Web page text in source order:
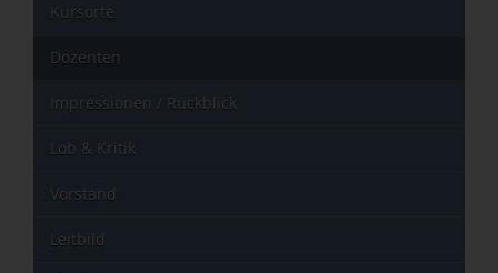
Kursorte
Dozenten
Impressionen / Rückblick
Lob & Kritik
Vorstand
Leitbild